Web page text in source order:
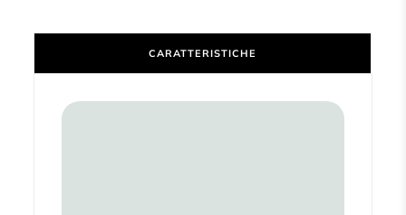
CARATTERISTICHE